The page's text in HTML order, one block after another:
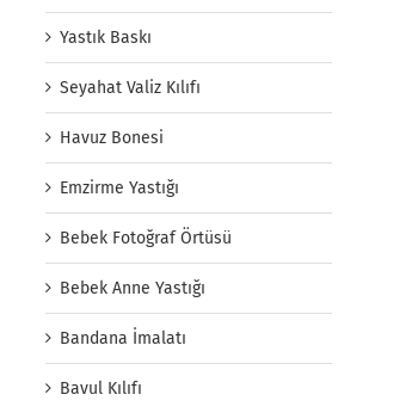
Yastık Baskı
Seyahat Valiz Kılıfı
Havuz Bonesi
Emzirme Yastığı
Bebek Fotoğraf Örtüsü
Bebek Anne Yastığı
Bandana İmalatı
Bavul Kılıfı